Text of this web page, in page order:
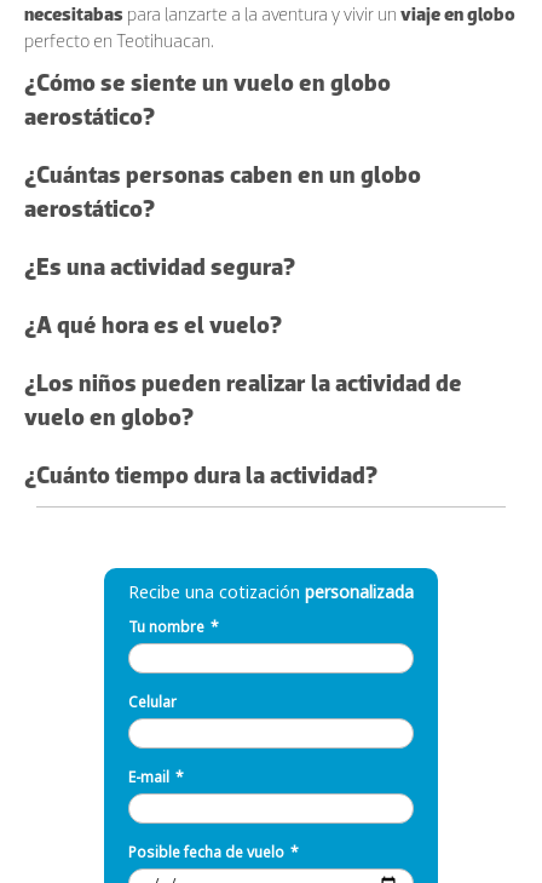
necesitabas para lanzarte a la aventura y vivir un viaje en globo
perfecto en Teotihuacan.
¿Cómo se siente un vuelo en globo
aerostático?
¿Cuántas personas caben en un globo
aerostático?
¿Es una actividad segura?
¿A qué hora es el vuelo?
¿Los niños pueden realizar la actividad de
vuelo en globo?
¿Cuánto tiempo dura la actividad?
Recibe una cotización personalizada
Tu nombre *
Celular
E-mail *
Posible fecha de vuelo *